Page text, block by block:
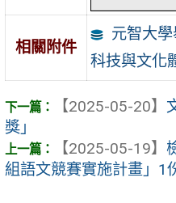
相關附件
元智大學
科技與文化
【2025-05-20】
獎」
【2025-05-19】
組語文競賽實施計畫」1